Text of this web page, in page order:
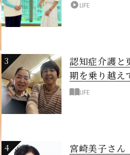
LIFE
3
認知症介護と
期を乗り越え
6年の「通い介
LIFE
4
宮崎美子さん